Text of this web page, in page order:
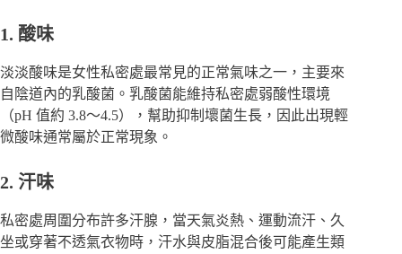
1. 酸味
淡淡酸味是女性私密處最常見的正常氣味之一，主要來
自陰道內的乳酸菌。乳酸菌能維持私密處弱酸性環境
（pH 值約 3.8～4.5），幫助抑制壞菌生長，因此出現輕
微酸味通常屬於正常現象。
2. 汗味
私密處周圍分布許多汗腺，當天氣炎熱、運動流汗、久
坐或穿著不透氣衣物時，汗水與皮脂混合後可能產生類